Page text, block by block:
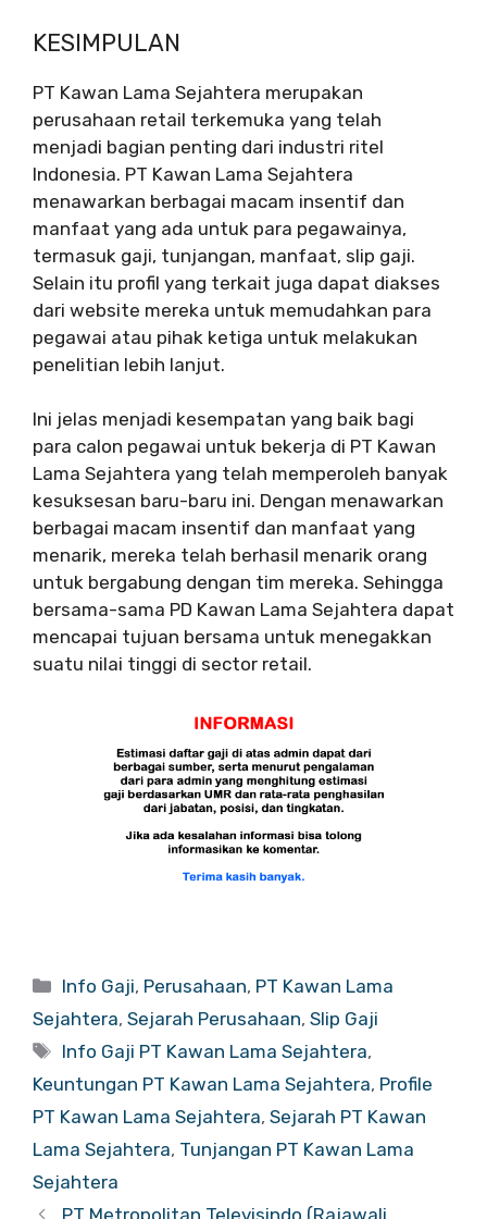
KESIMPULAN
PT Kawan Lama Sejahtera merupakan
perusahaan retail terkemuka yang telah
menjadi bagian penting dari industri ritel
Indonesia. PT Kawan Lama Sejahtera
menawarkan berbagai macam insentif dan
manfaat yang ada untuk para pegawainya,
termasuk gaji, tunjangan, manfaat, slip gaji.
Selain itu profil yang terkait juga dapat diakses
dari website mereka untuk memudahkan para
pegawai atau pihak ketiga untuk melakukan
penelitian lebih lanjut.
Ini jelas menjadi kesempatan yang baik bagi
para calon pegawai untuk bekerja di PT Kawan
Lama Sejahtera yang telah memperoleh banyak
kesuksesan baru-baru ini. Dengan menawarkan
berbagai macam insentif dan manfaat yang
menarik, mereka telah berhasil menarik orang
untuk bergabung dengan tim mereka. Sehingga
bersama-sama PD Kawan Lama Sejahtera dapat
mencapai tujuan bersama untuk menegakkan
suatu nilai tinggi di sector retail.
Categories
Info Gaji, Perusahaan, PT Kawan Lama
Sejahtera, Sejarah Perusahaan, Slip Gaji
Tags
Info Gaji PT Kawan Lama Sejahtera,
Keuntungan PT Kawan Lama Sejahtera, Profile
PT Kawan Lama Sejahtera, Sejarah PT Kawan
Lama Sejahtera, Tunjangan PT Kawan Lama
Sejahtera
PT Metropolitan Televisindo (Rajawali